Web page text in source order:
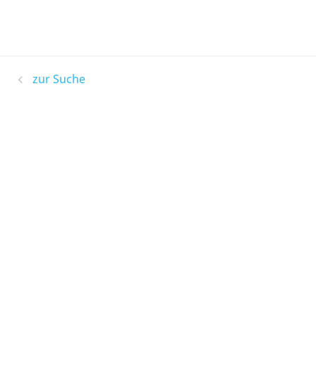
zur Suche